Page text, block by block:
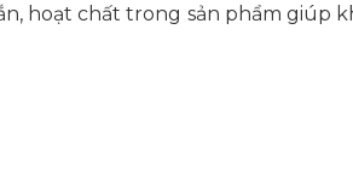
hoạt chất trong sản phẩm giúp